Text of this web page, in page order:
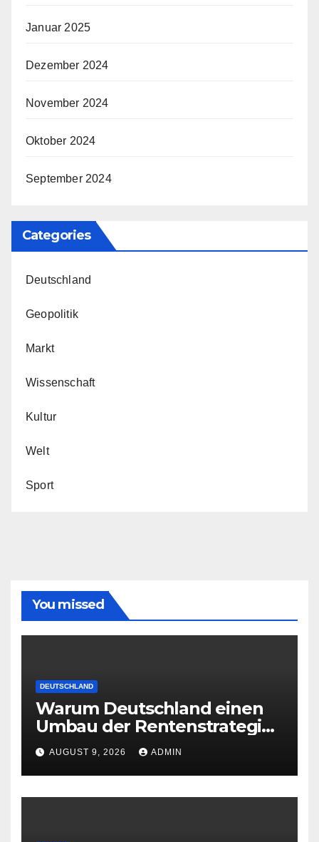
Januar 2025
Dezember 2024
November 2024
Oktober 2024
September 2024
Categories
Deutschland
Geopolitik
Markt
Wissenschaft
Kultur
Welt
Sport
You missed
DEUTSCHLAND
Warum Deutschland einen
Umbau der Rentenstrategie
braucht
AUGUST 9, 2026 ADMIN